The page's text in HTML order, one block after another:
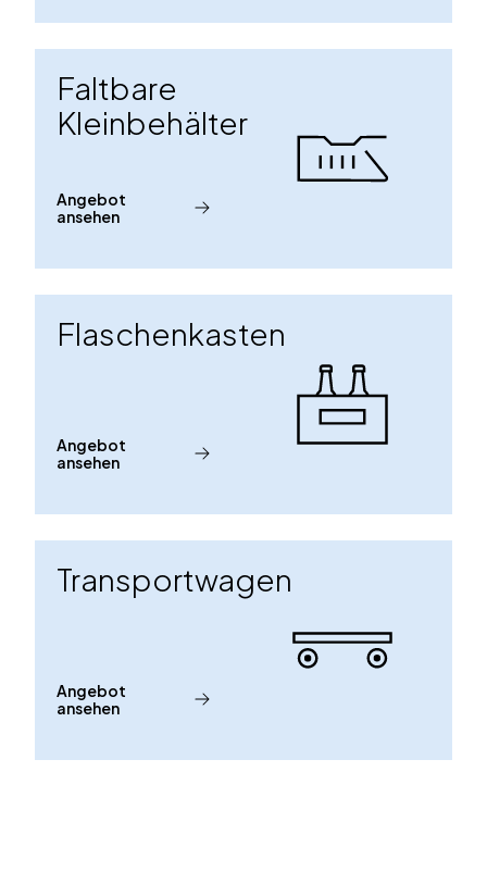
Faltbare
Kleinbehälter
Angebot
ansehen
Flaschenkasten
Angebot
ansehen
Transportwagen
Angebot
ansehen